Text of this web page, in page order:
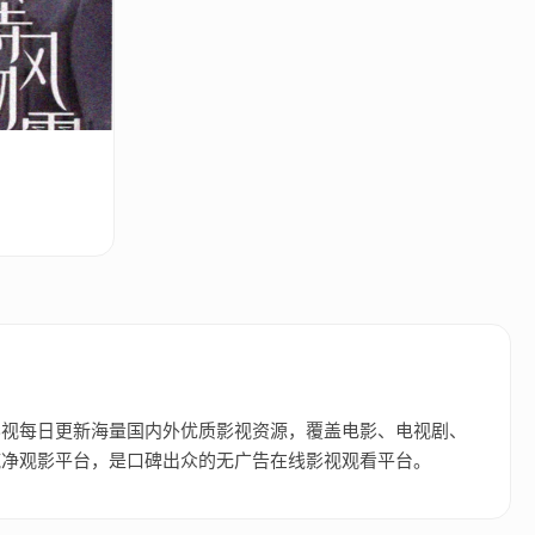
日更新海量国内外优质影视资源，覆盖电影、电视剧、
影平台，是口碑出众的无广告在线影视观看平台。